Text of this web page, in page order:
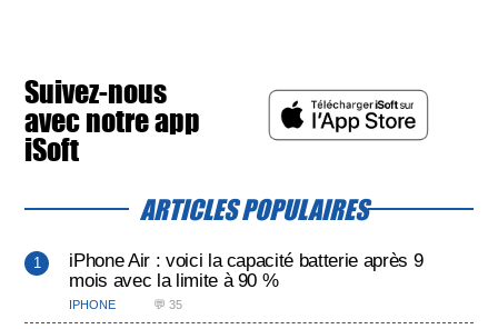
Suivez-nous
avec notre app
iSoft
ARTICLES POPULAIRES
iPhone Air : voici la capacité batterie après 9
mois avec la limite à 90 %
IPHONE 💬 35